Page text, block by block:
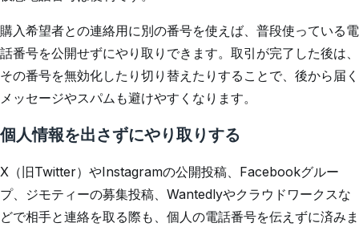
購入希望者との連絡用に別の番号を使えば、普段使っている電
話番号を公開せずにやり取りできます。取引が完了した後は、
その番号を無効化したり切り替えたりすることで、後から届く
メッセージやスパムも避けやすくなります。
個人情報を出さずにやり取りする
X（旧Twitter）やInstagramの公開投稿、Facebookグルー
プ、ジモティーの募集投稿、Wantedlyやクラウドワークスな
どで相手と連絡を取る際も、個人の電話番号を伝えずに済みま